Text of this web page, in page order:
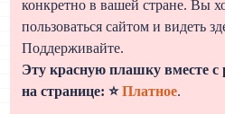
конкретно в вашей стране. Вы
пользоваться сайтом и видеть
Поддерживайте.
Эту красную плашку вместе
на странице: ⭐Платное.